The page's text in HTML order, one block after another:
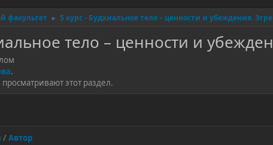
факультет ► 5 курс - Будхиальное тело – ценности и убеждения.
тело – ценности и
.
этот раздел.
/ Автор